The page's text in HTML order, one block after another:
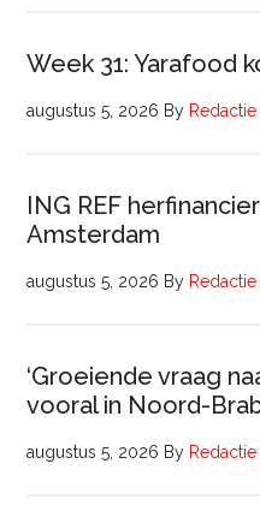
Week 31: Yarafood
augustus 5, 2026 By Redactie
ING REF
Amsterdam
augustus 5, 2026 By Redactie
‘Groeiende vraag
vooral in Noord-
augustus 5, 2026 By Redactie